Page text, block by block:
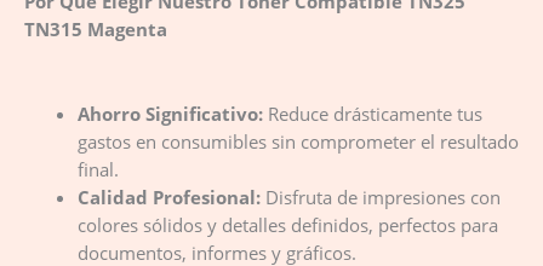
TN315 Magenta
Ahorro Significativo:Reduce drásticamente tus
gastos en consumibles sin comprometer el resultado
final.
Calidad Profesional:Disfruta de impresiones con
colores sólidos y detalles definidos, perfectos para
documentos, informes y gráficos.